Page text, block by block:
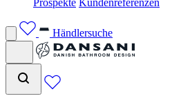
Prospekte Kundenreferenzen
Händlersuche